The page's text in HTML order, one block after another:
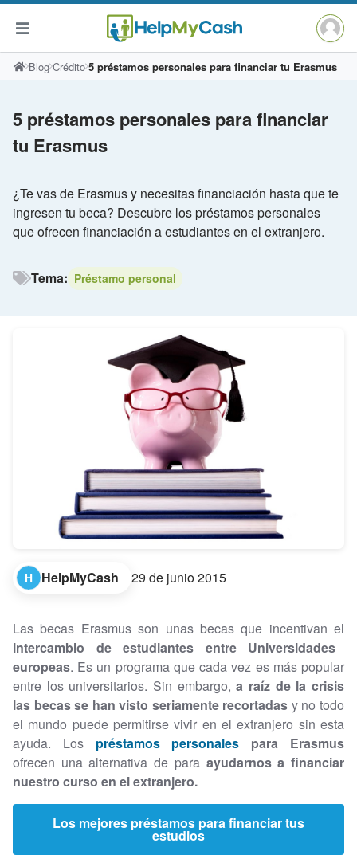
SaltarBlog Crédito 5 préstamos personales para financiar tu Erasmus
5 préstamos personales para financiar
tu Erasmus
¿Te vas de Erasmus y necesitas financiación hasta que te
ingresen tu beca? Descubre los préstamos personales
que ofrecen financiación a estudiantes en el extranjero.
Tema: Préstamo personal
H HelpMyCash 29 de junio 2015
Las becas Erasmus son unas becas que incentivan el
intercambio de estudiantes entre Universidades
europeas. Es un programa que cada vez es más popular
entre los universitarios. Sin embargo,a raíz de la crisis
las becas se han visto seriamente recortadas y no todo
el mundo puede permitirse vivir en el extranjero sin esta
ayuda. Lospréstamos personales para Erasmus
ofrecen una alternativa de paraayudarnos a financiar
nuestro curso en el extranjero.
Los mejores préstamos para financiar tus
estudios